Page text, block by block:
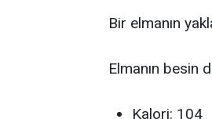
Bir elmanın
Elmanın besin
Kalori: 104